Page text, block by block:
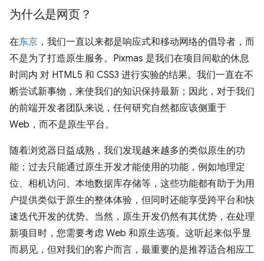
为什么是网页？
在东京 ，我们一直以来都是响应式和移动网络的倡导者，而
不是为了打造原生服务。Pixmas 是我们在项目间歇的休息
时间内 对 HTML5 和 CSS3 进行实验的结果。我们一直在不
断尝试新事物，来使我们的知识保持最新；因此，对于我们
的前端开发者团队来说，任何研究自然都应该侧重于
Web，而不是原生平台。
随着浏览器日益成熟，我们发现越来越多的类似原生的功
能；过去只能通过原生开发才能使用的功能，例如地理定
位、相机访问、本地数据库存储等，这些功能都有助于为用
户提供类似于原生的整体体验，但同时还能享受跨平台和快
速迭代开发的优势。当然，原生开发仍然有其优势，在处理
新项目时，您需要考虑 Web 和原生选项。这听起来似乎显
而易见，但对我们的客户而言，最重要的是推荐适合相应工